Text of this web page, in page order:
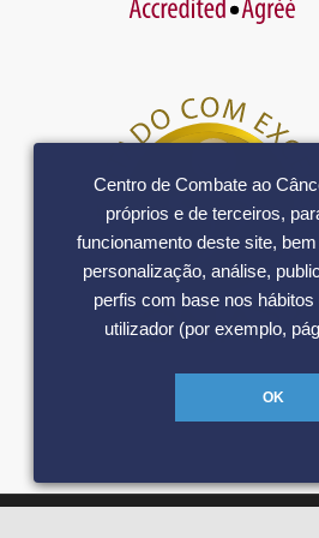
Centro de Combate ao
próprios e de terceiros,
funcionamento deste site,
personalização, análise,
perfis com base nos
utilizador (por exemplo,
OK